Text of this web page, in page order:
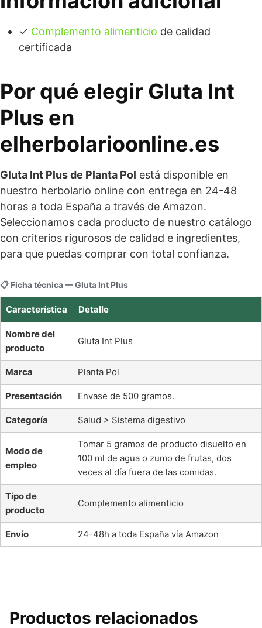
✓ Complemento alimenticio de calidad
certificada
Por qué elegir Gluta Int
Plus en
elherbolarioonline.es
Gluta Int Plus de Planta Pol está disponible en
nuestro herbolario online con entrega en 24-48
horas a toda España a través de Amazon.
Seleccionamos cada producto de nuestro catálogo
con criterios rigurosos de calidad e ingredientes,
para que puedas comprar con total confianza.
📋 Ficha técnica — Gluta Int Plus
Característica Detalle
Nombre del
producto
Gluta Int Plus
Marca Planta Pol
Presentación Envase de 500 gramos.
Categoría Salud > Sistema digestivo
Modo de
empleo
Tomar 5 gramos de producto disuelto en
100 ml de agua o zumo de frutas, dos
veces al día fuera de las comidas.
Tipo de
producto
Complemento alimenticio
Envío 24-48h a toda España vía Amazon
Productos relacionados